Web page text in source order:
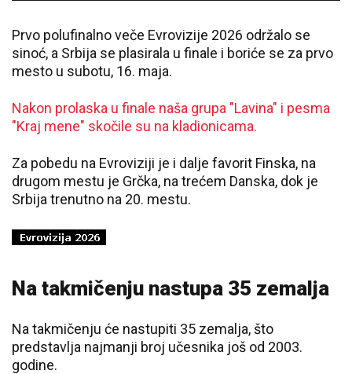
Prvo polufinalno veče Evrovizije 2026 održalo se
sinoć, a Srbija se plasirala u finale i boriće se za prvo
mesto u subotu, 16. maja.
Nakon prolaska u finale naša grupa "Lavina" i pesma
"Kraj mene" skočile su na kladionicama.
Za pobedu na Evroviziji je i dalje favorit Finska, na
drugom mestu je Grčka, na trećem Danska, dok je
Srbija trenutno na 20. mestu.
Na takmičenju nastupa 35 zemalja
Na takmičenju će nastupiti 35 zemalja, što
predstavlja najmanji broj učesnika još od 2003.
godine.